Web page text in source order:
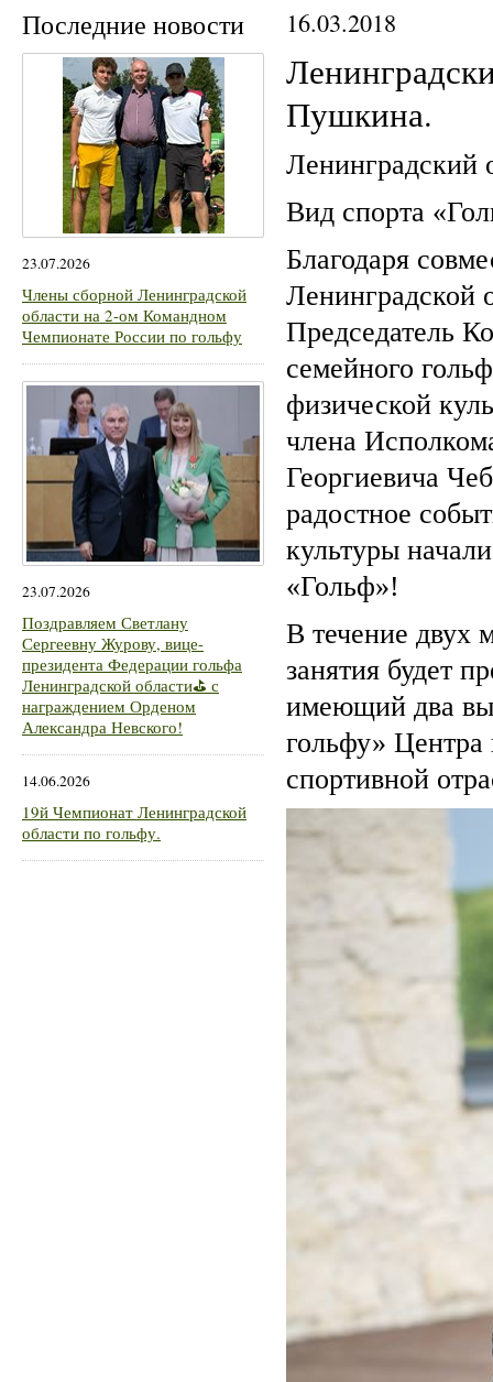
Последние новости
23.07.2026
Члены сборной Ленинградской
области на 2-ом Командном
Чемпионате России по гольфу
23.07.2026
Поздравляем Светлану
Сергеевну Журову, вице-
президента Федерации гольфа
Ленинградской области⛳ с
награждением Орденом
Александра Невского!
14.06.2026
19й Чемпионат Ленинградской
области по гольфу.
16.03.2018
Пушкина.
Ленинградский
Вид спорта
Благодаря
Ленинградской
Председатель
семейного
физической
члена
Георгиевича
радостное
культуры
«Гольф»!
В течение двух
занятия будет
имеющий два
гольфу»
спортивной